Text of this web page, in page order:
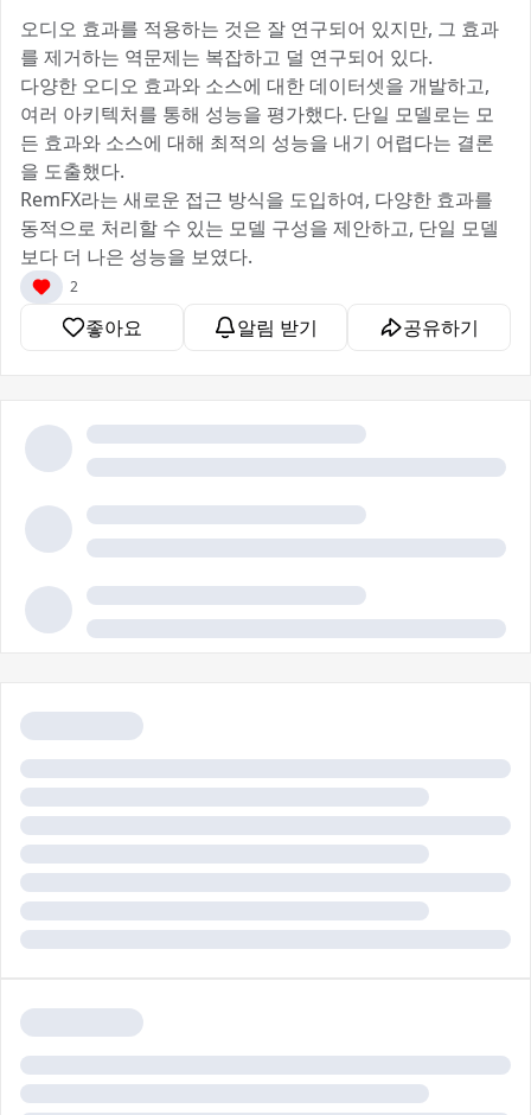
오디오 효과를 적용하는 것은 잘 연구되어 있지만, 그 효과
를 제거하는 역문제는 복잡하고 덜 연구되어 있다.
다양한 오디오 효과와 소스에 대한 데이터셋을 개발하고,
여러 아키텍처를 통해 성능을 평가했다. 단일 모델로는 모
든 효과와 소스에 대해 최적의 성능을 내기 어렵다는 결론
을 도출했다.
RemFX라는 새로운 접근 방식을 도입하여, 다양한 효과를
동적으로 처리할 수 있는 모델 구성을 제안하고, 단일 모델
보다 더 나은 성능을 보였다.
2
좋아요 알림 받기 공유하기